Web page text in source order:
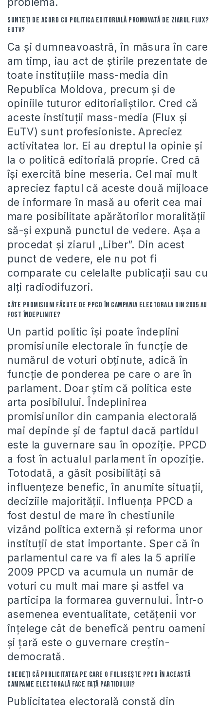
Sunteţi de acord cu politica editorială promovată de ziarul Flux?
EuTv?
Ca şi dumneavoastră, în măsura în care
am timp, iau act de ştirile prezentate de
toate instituţiile mass-media din
Republica Moldova, precum şi de
opiniile tuturor editorialiştilor. Cred că
aceste instituţii mass-media (Flux şi
EuTV) sunt profesioniste. Apreciez
activitatea lor. Ei au dreptul la opinie şi
la o politică editorială proprie. Cred că
îşi exercită bine meseria. Cel mai mult
apreciez faptul că aceste două mijloace
de informare în masă au oferit cea mai
mare posibilitate apărătorilor moralităţii
să-şi expună punctul de vedere. Aşa a
procedat şi ziarul „Liber”. Din acest
punct de vedere, ele nu pot fi
comparate cu celelalte publicaţii sau cu
alţi radiodifuzori.
Câte promisiuni făcute de PPCD în campania electorala din 2005 au
fost îndeplinite?
Un partid politic îşi poate îndeplini
promisiunile electorale în funcţie de
numărul de voturi obţinute, adică în
funcţie de ponderea pe care o are în
parlament. Doar ştim că politica este
arta posibilului. Îndeplinirea
promisiunilor din campania electorală
mai depinde şi de faptul dacă partidul
este la guvernare sau în opoziţie. PPCD
a fost în actualul parlament în opoziţie.
Totodată, a găsit posibilităţi să
influenţeze benefic, în anumite situaţii,
deciziile majorităţii. Influenţa PPCD a
fost destul de mare în chestiunile
vizând politica externă şi reforma unor
instituţii de stat importante. Sper că în
parlamentul care va fi ales la 5 aprilie
2009 PPCD va acumula un număr de
voturi cu mult mai mare şi astfel va
participa la formarea guvernului. Într-o
asemenea eventualitate, cetăţenii vor
înţelege cât de benefică pentru oameni
şi ţară este o guvernare creştin-
democrată.
Credeţi că publicitatea pe care o foloseşte PPCD în această
campanie electorală face față partidului?
Publicitatea electorală constă din